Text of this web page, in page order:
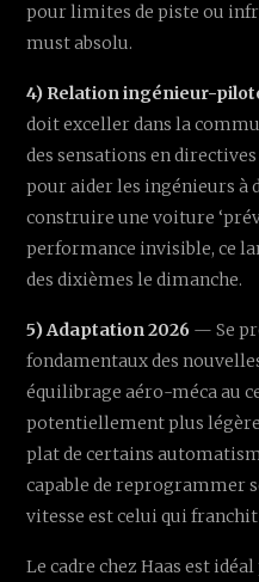
pour limites de piste ou
must absolu.
4) Relation ingénieur-
doit exceller dans la
des sensations en
pour aider les ingénieurs à
construire une voiture
performance invisible, ce
des dixièmes le dimanche.
5) Adaptation 2026 — Se
fondamentaux des
équilibrage aéro-méca au
potentiellement plus
plat de certains
capable de reprogrammer
vitesse est celui qui
Le cadre chez Haas est